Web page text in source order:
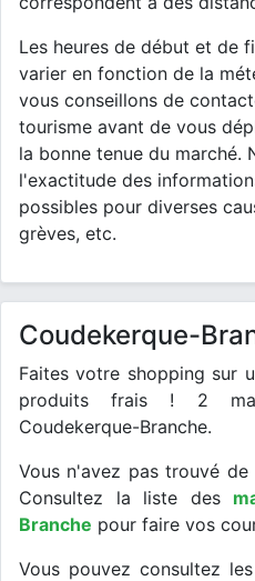
Les heures de début et de
varier en fonction de la
vous conseillons de
tourisme avant de vous
la bonne tenue du marché.
l'exactitude des
possibles pour diverses
grèves, etc.
Coudekerque-
Faites votre shopping sur
produits frais ! 2
Coudekerque-Branche.
Vous n'avez pas trouvé
Consultez la liste des
Branche pour faire vos
Vous pouvez consultez